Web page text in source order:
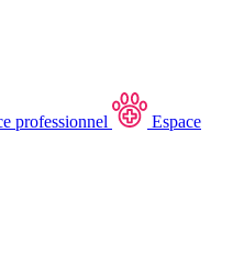
professionnel
Espace